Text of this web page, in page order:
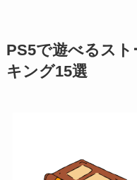
PS5で遊べるス
キング15選